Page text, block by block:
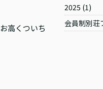
高くついち
2025 (1)
会員制別荘